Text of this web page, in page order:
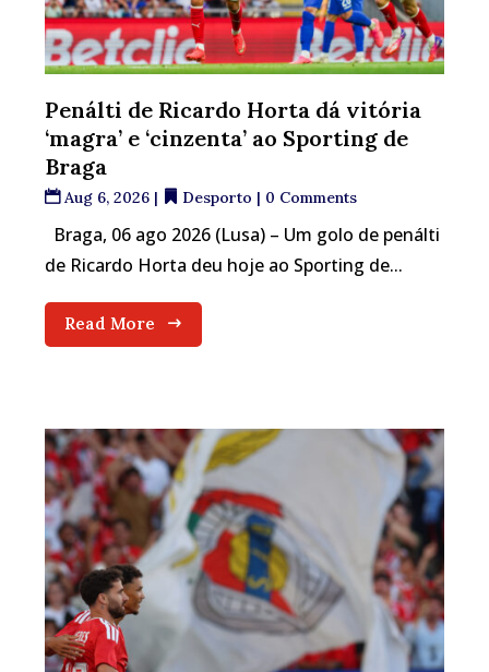
Penálti de Ricardo Horta dá vitória
‘magra’ e ‘cinzenta’ ao Sporting de
Braga
Aug 6, 2026 | Desporto | 0 Comments
Braga, 06 ago 2026 (Lusa) – Um golo de penálti
de Ricardo Horta deu hoje ao Sporting de...
Read More